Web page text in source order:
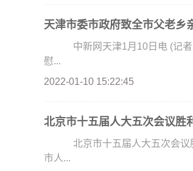
天津市委市政府致全市父老乡
中新网天津1月10日电 (记者
慰...
2022-01-10 15:22:45
北京市十五届人大五次会议胜
北京市十五届人大五次会议胜利
市人...